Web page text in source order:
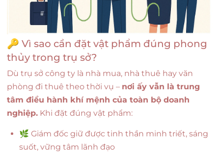
🔑 Vì sao cần đặt vật phẩm đúng phong
thủy trong trụ sở?
Dù trụ sở công ty là nhà mua, nhà thuê hay văn
phòng đi thuê theo thời vụ – nơi ấy vẫn là trung
tâm điều hành khí mệnh của toàn bộ doanh
nghiệp. Khi đặt đúng vật phẩm:
🌿 Giám đốc giữ được tinh thần minh triết, sáng
suốt, vững tâm lãnh đạo